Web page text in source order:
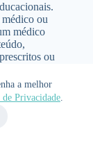
a melhor
Privacidade.
ou
médico
ou
estilo de
grupo
0001-80